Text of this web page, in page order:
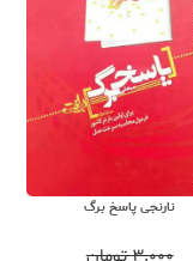
نارنجی پاسخ برگ